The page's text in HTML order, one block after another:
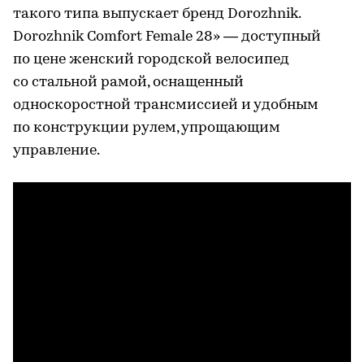
такого типа выпускает бренд Dorozhnik.
Dorozhnik Comfort Female 28» — доступный
по цене женский городской велосипед
со стальной рамой, оснащенный
односкоростной трансмиссией и удобным
по конструкции рулем, упрощающим
управление.